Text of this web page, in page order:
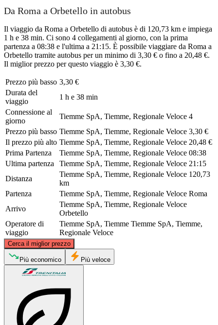
Da Roma a Orbetello in autobus
Il viaggio da Roma a Orbetello di autobus è di 120,73 km e impiega
1 h e 38 min. Ci sono 4 collegamenti al giorno, con la prima
partenza a 08:38 e l'ultima a 21:15. È possibile viaggiare da Roma a
Orbetello tramite autobus per un minimo di 3,30 € o fino a 20,48 €.
Il miglior prezzo per questo viaggio è 3,30 €.
Prezzo più basso 3,30 €
Durata del
viaggio
1 h e 38 min
Connessione al
giorno
Tiemme SpA, Tiemme, Regionale Veloce 4
Prezzo più basso Tiemme SpA, Tiemme, Regionale Veloce 3,30 €
Il prezzo più alto Tiemme SpA, Tiemme, Regionale Veloce 20,48 €
Prima Partenza
Tiemme SpA, Tiemme, Regionale Veloce 08:38
Ultima partenza
Tiemme SpA, Tiemme, Regionale Veloce 21:15
Distanza
Tiemme SpA, Tiemme, Regionale Veloce 120,73
km
Partenza
Tiemme SpA, Tiemme, Regionale Veloce Roma
Arrivo
Tiemme SpA, Tiemme, Regionale Veloce
Orbetello
Operatore di
viaggio
Tiemme SpA, Tiemme Tiemme SpA, Tiemme,
Regionale Veloce
Cerca il miglior prezzo
Orbetello
©
Più economico Più veloce